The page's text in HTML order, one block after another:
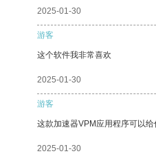
2025-01-30
游客
这个软件我非常喜欢
2025-01-30
游客
这款加速器VPM应用程序可以给
2025-01-30